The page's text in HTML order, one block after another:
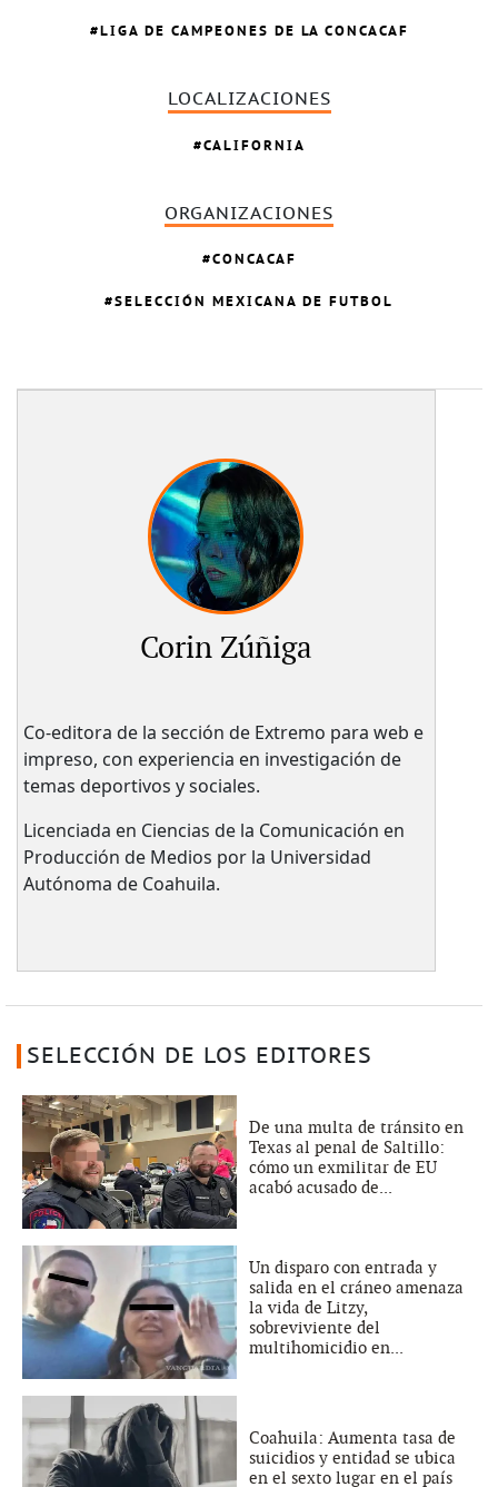
LIGA DE CAMPEONES DE LA CONCACAF
LOCALIZACIONES
CALIFORNIA
ORGANIZACIONES
CONCACAF
SELECCIÓN MEXICANA DE FUTBOL
Corin Zúñiga
Co-editora de la sección de Extremo para web e
impreso, con experiencia en investigación de
temas deportivos y sociales.
Licenciada en Ciencias de la Comunicación en
Producción de Medios por la Universidad
Autónoma de Coahuila.
SELECCIÓN DE LOS EDITORES
De una multa de tránsito en
Texas al penal de Saltillo:
cómo un exmilitar de EU
acabó acusado de...
Un disparo con entrada y
salida en el cráneo amenaza
la vida de Litzy,
sobreviviente del
multihomicidio en...
Coahuila: Aumenta tasa de
suicidios y entidad se ubica
en el sexto lugar en el país